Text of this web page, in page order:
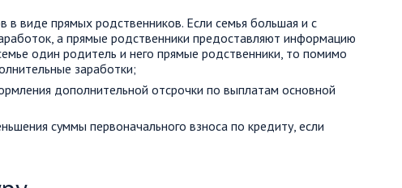
виде прямых родственников. Если семья большая и с
а прямые родственники предоставляют информацию
один родитель и него прямые родственники, то помимо
заработки;
дополнительной отсрочки по выплатам основной
суммы первоначального взноса по кредиту, если